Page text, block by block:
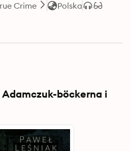
Crime Polska
böckerna i